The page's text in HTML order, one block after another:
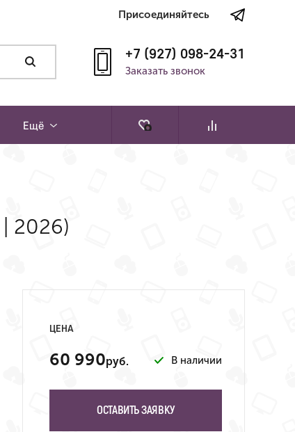
Присоединяйтесь
+7 (927) 098-24-31
Заказать звонок
Ещё
2026)
ЦЕНА
60 990руб. В наличии
ОСТАВИТЬ ЗАЯВКУ